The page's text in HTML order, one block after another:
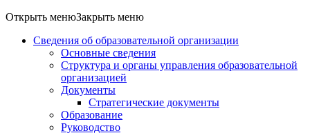
Открыть менюЗакрыть меню
Сведения об образовательной организации
Основные сведения
Структура и органы управления образовательной
организацией
Документы
Стратегические документы
Образование
Руководство